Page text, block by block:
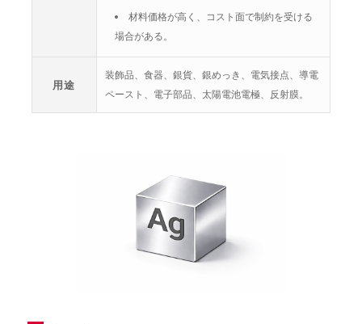
材料価格が高く、コスト面で制約を受ける
場合がある。
用途
装飾品、食器、銀貨、銀めっき、電気接点、導電
ペースト、電子部品、太陽電池電極、反射膜。